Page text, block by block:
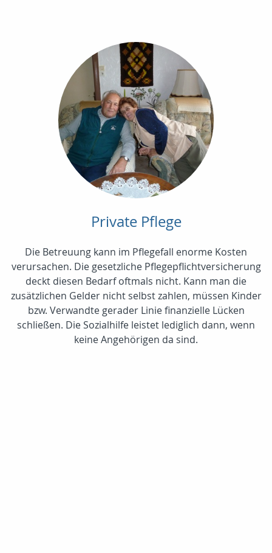
Private Pflege
Die Betreuung kann im Pflegefall enorme Kosten
verursachen. Die gesetzliche Pflegepflichtversicherung
deckt diesen Bedarf oftmals nicht. Kann man die
zusätzlichen Gelder nicht selbst zahlen, müssen Kinder
bzw. Verwandte gerader Linie finanzielle Lücken
schließen. Die Sozialhilfe leistet lediglich dann, wenn
keine Angehörigen da sind.